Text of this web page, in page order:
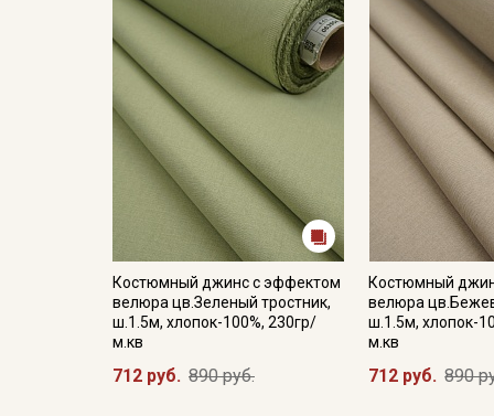
Костюмный джинс с эффектом
велюра цв.Зеленый тростник,
ш.1.5м, хлопок-100%, 230гр/
м.кв
712 руб. 890 руб.
Костюмный
велюра
ш.1.5м, хлопок-
м.кв
712 руб. 890